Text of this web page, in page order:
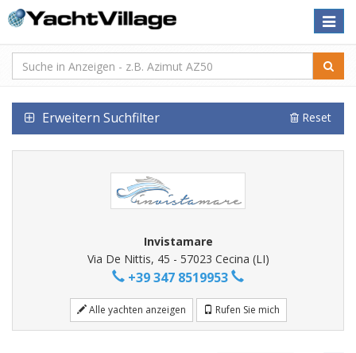
Toggle
Erweitern Suchfilter Reset
Invistamare
Via De Nittis, 45 - 57023 Cecina (LI)
+39 347 8519953
Alle yachten anzeigen Rufen Sie mich